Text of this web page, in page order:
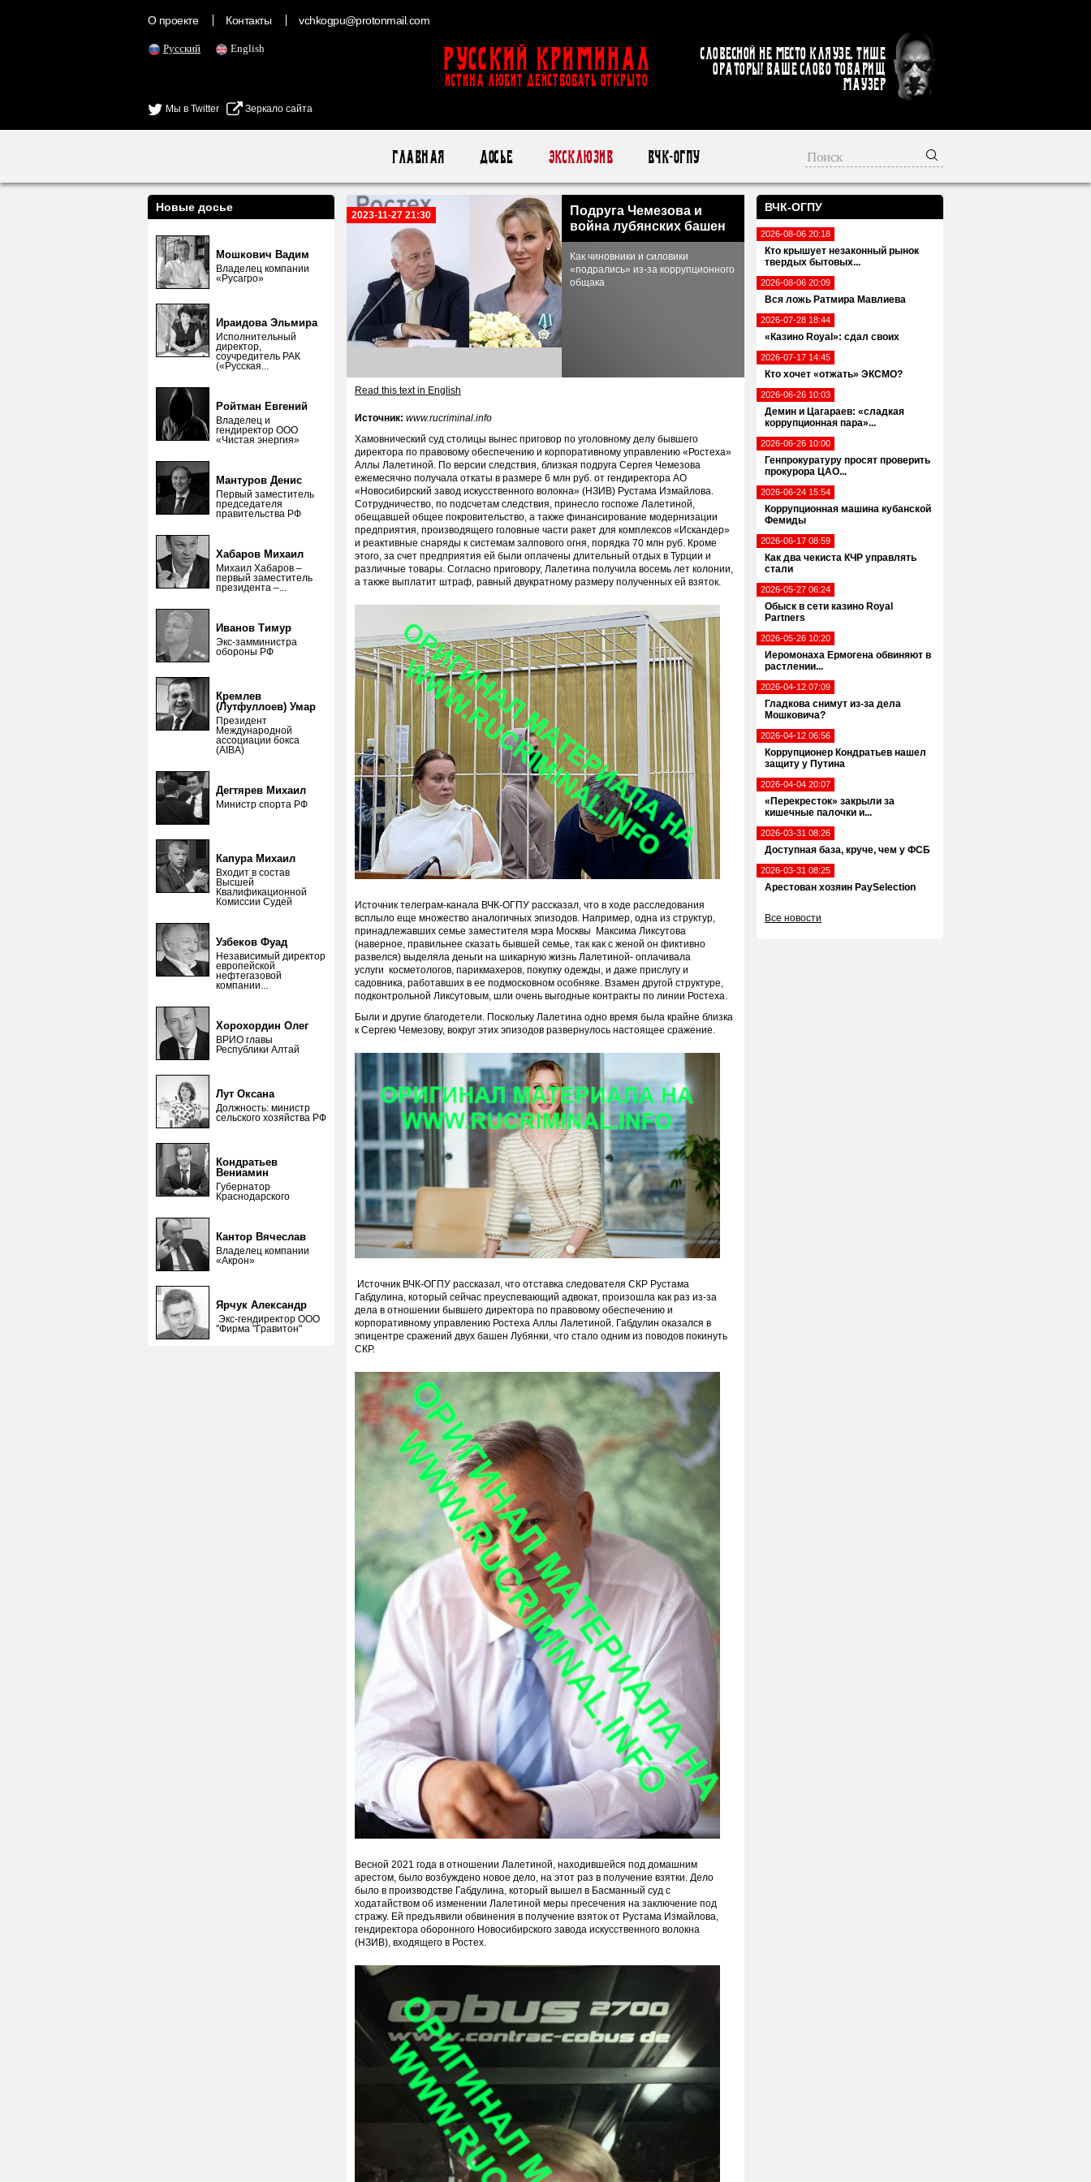
О проекте Контакты vchkogpu@protonmail.com
Русский English
Мы в Twitter Зеркало сайта
Русский Криминал
ИСТИНА ЛЮБИТ ДЕЙСТВОВАТЬ ОТКРЫТО
Словесной не место кляузе. Тише
ораторы! Ваше слово товарищ
Маузер
Главная Досье Эксклюзив ВЧК-ОГПУ
ВЧК-ОГПУ
2026-08-06 20:18
Кто крышует незаконный рынок
твердых бытовых...
2026-08-06 20:09
Вся ложь Ратмира Мавлиева
2026-07-28 18:44
«Казино Royal»: сдал своих
2026-07-17 14:45
Кто хочет «отжать» ЭКСМО?
2026-06-26 10:03
Демин и Цагараев: «сладкая
коррупционная пара»...
2026-06-26 10:00
Генпрокуратуру просят проверить
прокурора ЦАО...
2026-06-24 15:54
Коррупционная машина кубанской
Фемиды
2026-06-17 08:59
Как два чекиста КЧР управлять
стали
2026-05-27 06:24
Обыск в сети казино Royal
Partners
2026-05-26 10:20
Иеромонаха Ермогена обвиняют в
растлении...
2026-04-12 07:09
Гладкова снимут из-за дела
Мошковича?
2026-04-12 06:56
Коррупционер Кондратьев нашел
защиту у Путина
2026-04-04 20:07
«Перекресток» закрыли за
кишечные палочки и...
2026-03-31 08:26
Доступная база, круче, чем у ФСБ
2026-03-31 08:25
Арестован хозяин PaySelection
Все новости
Новые досье
Мошкович Вадим
Владелец компании
«Русагро»
Ираидова Эльмира
Исполнительный
директор,
соучредитель РАК
(«Русская...
Ройтман Евгений
Владелец и
гендиректор ООО
«Чистая энергия»
Мантуров Денис
Первый заместитель
председателя
правительства РФ
Хабаров Михаил
Михаил Хабаров –
первый заместитель
президента –...
Иванов Тимур
Экс-замминистра
обороны РФ
Кремлев
(Лутфуллоев) Умар
Президент
Международной
ассоциации бокса
(AIBA)
Дегтярев Михаил
Министр спорта РФ
Капура Михаил
Входит в состав
Высшей
Квалификационной
Комиссии Судей
Узбеков Фуад
Независимый директор
европейской
нефтегазовой
компании...
Хорохордин Олег
ВРИО главы
Республики Алтай
Лут Оксана
Должность: министр
сельского хозяйства РФ
Кондратьев
Вениамин
Губернатор
Краснодарского
Кантор Вячеслав
Владелец компании
«Акрон»
Ярчук Александр
Экс-гендиректор ООО
"Фирма "Гравитон"
2023-11-27 21:30
Подруга Чемезова и
война лубянских башен
Как чиновники и силовики
«подрались» из-за коррупционного
общака
Read this text in English
Источник: www.rucriminal.info
Хамовнический суд столицы вынес приговор по уголовному делу бывшего
директора по правовому обеспечению и корпоративному управлению «Ростеха»
Аллы Лалетиной. По версии следствия, близкая подруга Сергея Чемезова
ежемесячно получала откаты в размере 6 млн руб. от гендиректора АО
«Новосибирский завод искусственного волокна» (НЗИВ) Рустама Измайлова.
Сотрудничество, по подсчетам следствия, принесло госпоже Лалетиной,
обещавшей общее покровительство, а также финансирование модернизации
предприятия, производящего головные части ракет для комплексов «Искандер»
и реактивные снаряды к системам залпового огня, порядка 70 млн руб. Кроме
этого, за счет предприятия ей были оплачены длительный отдых в Турции и
различные товары. Согласно приговору, Лалетина получила восемь лет колонии,
а также выплатит штраф, равный двукратному размеру полученных ей взяток.
Источник телеграм-канала ВЧК-ОГПУ рассказал, что в ходе расследования
всплыло еще множество аналогичных эпизодов. Например, одна из структур,
принадлежавших семье заместителя мэра Москвы Максима Ликсутова
(наверное, правильнее сказать бывшей семье, так как с женой он фиктивно
развелся) выделяла деньги на шикарную жизнь Лалетиной- оплачивала
услуги косметологов, парикмахеров, покупку одежды, и даже прислугу и
садовника, работавших в ее подмосковном особняке. Взамен другой структуре,
подконтрольной Ликсутовым, шли очень выгодные контракты по линии Ростеха.
Были и другие благодетели. Поскольку Лалетина одно время была крайне близка
к Сергею Чемезову, вокруг этих эпизодов развернулось настоящее сражение.
Источник ВЧК-ОГПУ рассказал, что отставка следователя СКР Рустама
Габдулина, который сейчас преуспевающий адвокат, произошла как раз из-за
дела в отношении бывшего директора по правовому обеспечению и
корпоративному управлению Ростеха Аллы Лалетиной. Габдулин оказался в
эпицентре сражений двух башен Лубянки, что стало одним из поводов покинуть
СКР.
Весной 2021 года в отношении Лалетиной, находившейся под домашним
арестом, было возбуждено новое дело, на этот раз в получение взятки. Дело
было в производстве Габдулина, который вышел в Басманный суд с
ходатайством об изменении Лалетиной меры пресечения на заключение под
стражу. Ей предъявили обвинения в получение взяток от Рустама Измайлова,
гендиректора оборонного Новосибирского завода искусственного волокна
(НЗИВ), входящего в Ростех.